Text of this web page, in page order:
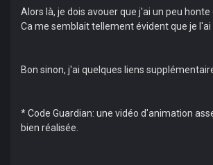
Alors là, je dois avouer que j'ai un peu honte
Ca me semblait tellement évident que je l'ai
Bon sinon, j'ai quelques liens
* Code Guardian: une vidéo d'animation
bien réalisée.